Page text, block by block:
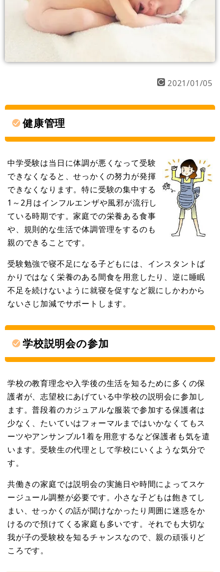
2021/01/05
健康管理
中学受験は当日に体調が悪くなって受験
できなくなると、せっかくの努力が発揮
できなくなります。特に受験の集中する
1～2月はインフルエンザや風邪が流行し
ている時期です。家庭での栄養ある食事
や、規則的な生活で体調管理をするのも
親のできることです。
受験勉強で寝不足になる子どもには、インスタントば
かりではなく栄養のある間食を用意したり、逆に睡眠
不足を続けないように就寝を促すなど親にしかわから
ないさじ加減でサポートします。
学校説明会の参加
学校の教育理念や入学後の生活を知るために多くの保
護者が、志望校にあげている中学校の説明会に参加し
ます。普段着のカジュアルな服装で参加する保護者は
少なく、たいていはフォーマルまではいかなくてもス
ーツやアンサンブル1着を用意するなど保護者も気を遣
います。受験生の代理として学校にいくような気分で
す。
共働きの家庭では説明会の実施日や時間によってスケ
ージュール調整が必要です。小さな子どもは飽きてし
まい、せっかくの話が聞けなかったり周囲に迷惑をか
けるので預けてくる家庭も多いです。それでも大切な
我が子の受験校を知るチャンスなので、親の頑張りど
ころです。